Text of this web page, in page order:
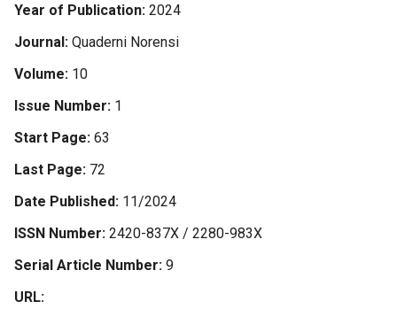
Year of Publication 2024
Journal Quaderni Norensi
Volume 10
Issue Number 1
Start Page 63
Last Page 72
Date Published 11/2024
ISSN Number 2420-837X / 2280-983X
Serial Article Number 9
URL